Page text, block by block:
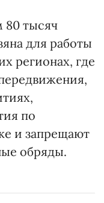
80 тысяч
для работы
регионах, где
по
и запрещают
обряды.